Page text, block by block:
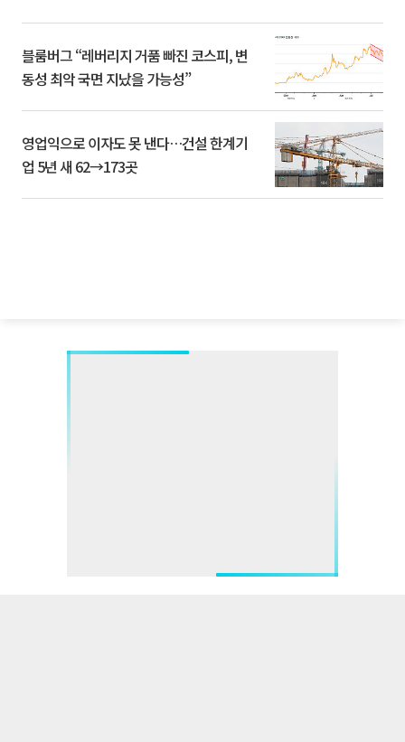
블룸버그 “레버리지 거품 빠진 코스피, 변
동성 최악 국면 지났을 가능성”
영업익으로 이자도 못 낸다…건설 한계기
업 5년 새 62→173곳